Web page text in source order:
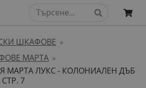
ШКАФОВЕ »
МАРТА »
МАРТА ЛУКС - КОЛОНИАЛЕН ДЪБ
СТР. 7